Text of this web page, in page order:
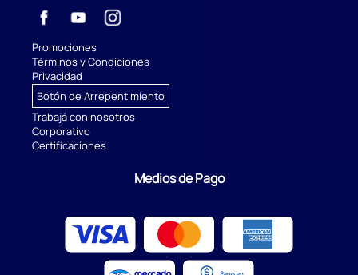
Promociones
Términos y Condiciones
Privacidad
Botón de Arrepentimiento
Trabajá con nosotros
Corporativo
Certificaciones
Medios de Pago